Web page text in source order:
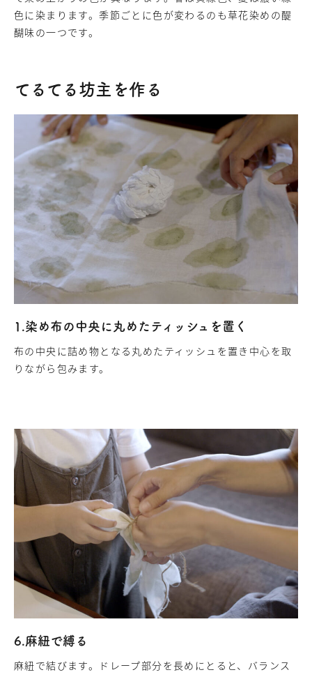
色に染まります。季節ごとに色が変わるのも草花染めの醍
醐味の一つです。
てるてる坊主を作る
1.染め布の中央に丸めたティッシュを置く
布の中央に詰め物となる丸めたティッシュを置き中心を取
りながら包みます。
6.麻紐で縛る
麻紐で結びます。ドレープ部分を長めにとると、バランス